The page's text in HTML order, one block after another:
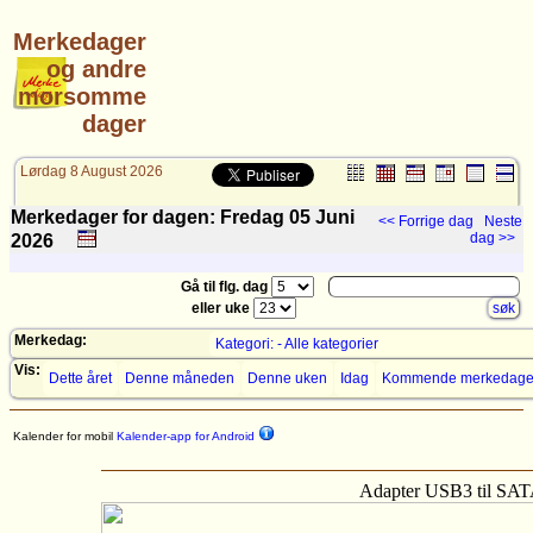
Merkedager
og andre
morsomme
dager
Lørdag 8 August 2026
Merkedager for dagen: Fredag 05 Juni
2026
<< Forrige dag
Neste
dag >>
Gå til flg. dag
eller uke
Merkedag:
Kategori: - Alle kategorier
Vis:
Dette året Denne måneden Denne uken Idag Kommende
Kalender for mobil Kalender-app for Android
Adapter USB3 til